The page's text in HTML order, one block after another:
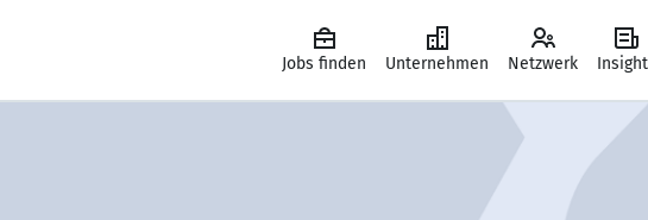
Jobs finden Unternehmen Netzwerk